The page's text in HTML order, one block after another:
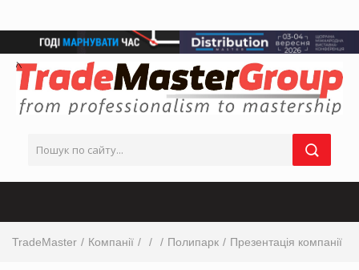
TradeMaster Компанії Полипарк Презентація компанії